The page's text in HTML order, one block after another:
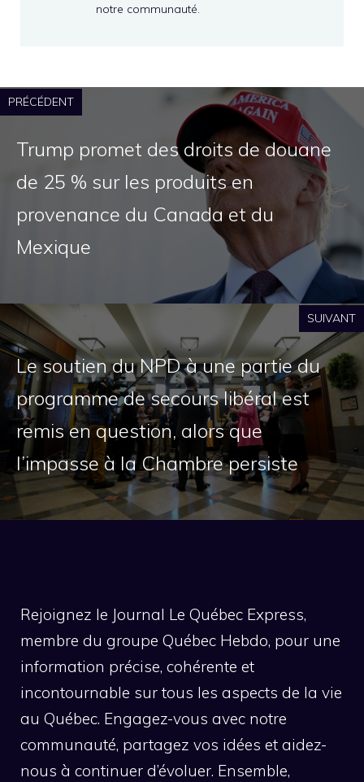
notre communauté.
PRÉCÉDENT
Trump promet des droits de douane
de 25 % sur les produits en
provenance du Canada et du
Mexique
SUIVANT
Le soutien du NPD à une partie du
programme de secours libéral est
remis en question, alors que
l’impasse à la Chambre persiste
Rejoignez le Journal Le Québec Express,
membre du groupe Québec Hebdo, pour une
information précise, cohérente et
incontournable sur tous les aspects de la vie
au Québec. Engagez-vous avec notre
communauté, partagez vos idées et aidez-
nous à continuer d’évoluer. Ensemble,